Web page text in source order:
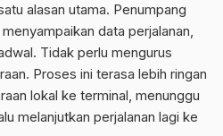
alasan utama. Penumpang
data perjalanan,
Tidak perlu mengurus
Proses ini terasa lebih ringan
lokal ke terminal, menunggu
melanjutkan perjalanan lagi ke